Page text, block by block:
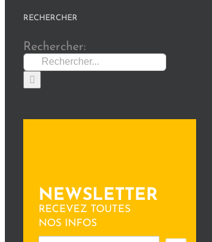
RECHERCHER
Rechercher:
NEWSLETTER
RECEVEZ TOUTES
NOS INFOS